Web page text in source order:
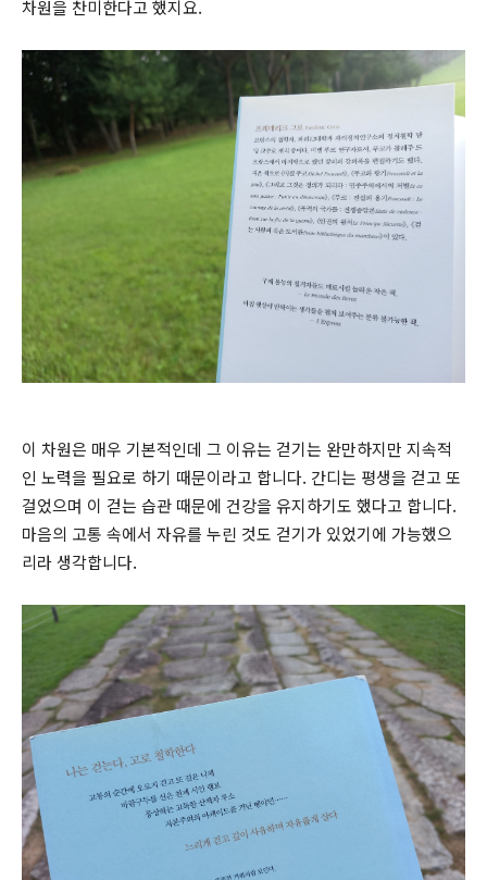
차원을 찬미한다고 했지요.
이 차원은 매우 기본적인데 그 이유는 걷기는 완만하지만 지속적
인 노력을 필요로 하기 때문이라고 합니다. 간디는 평생을 걷고 또
걸었으며 이 걷는 습관 때문에 건강을 유지하기도 했다고 합니다.
마음의 고통 속에서 자유를 누린 것도 걷기가 있었기에 가능했으
리라 생각합니다.